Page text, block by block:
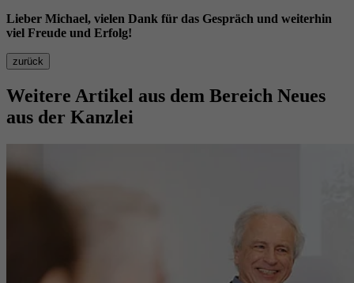
Lieber Michael, vielen Dank für das Gespräch und weiterhin
viel Freude und Erfolg!
zurück
Weitere Artikel aus dem Bereich Neues
aus der Kanzlei